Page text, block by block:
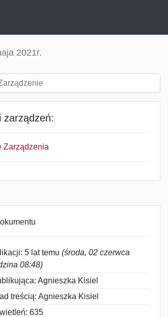
2021r.
zarządzeń:
Zarządzenia
5 lat temu (środa, 02 czerwca
08:48)
Agnieszka Kisiel
treścią: Agnieszka Kisiel
635